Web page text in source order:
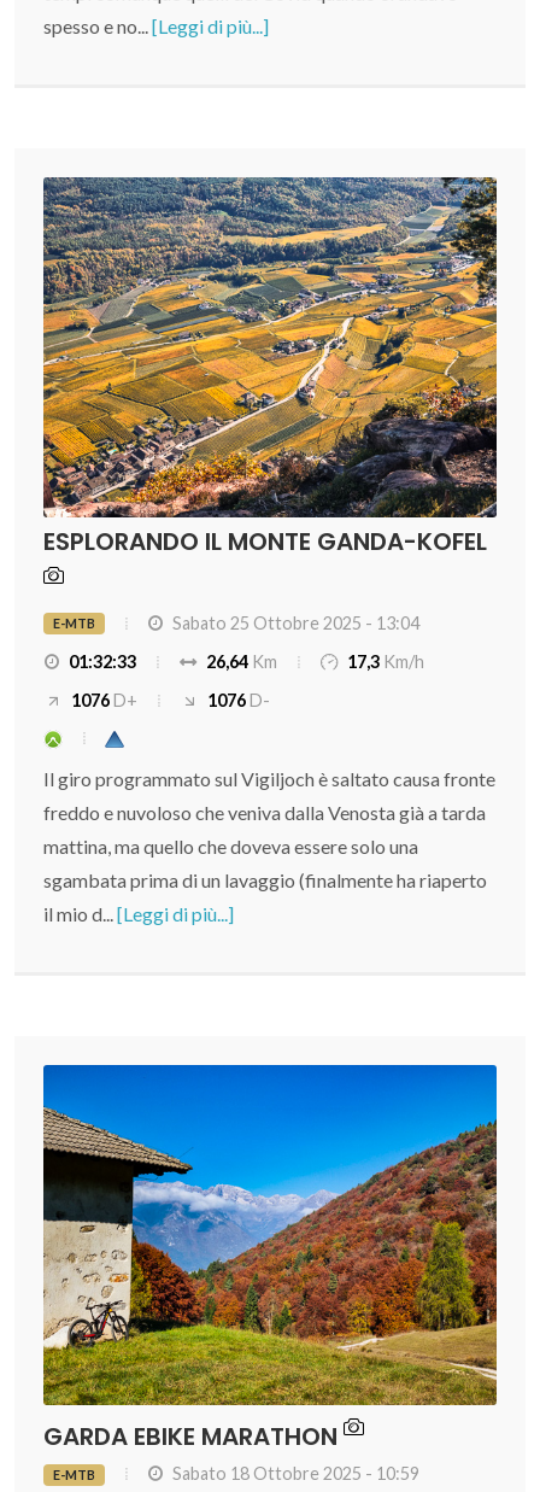
spesso e no...[Leggi di più...]
ESPLORANDO IL MONTE GANDA-KOFEL
E-MTB
Sabato 25 Ottobre 2025 - 13:04
01:32:33
26,64 Km 17,3 Km/h
1076D+ 1076D-
Il giro programmato sul Vigiljoch è saltato causa fronte
freddo e nuvoloso che veniva dalla Venosta già a tarda
mattina, ma quello che doveva essere solo una
sgambata prima di un lavaggio (finalmente ha riaperto
il mio d... [Leggi di più...]
GARDA EBIKE MARATHON
E-MTB
Sabato 18 Ottobre 2025 - 10:59